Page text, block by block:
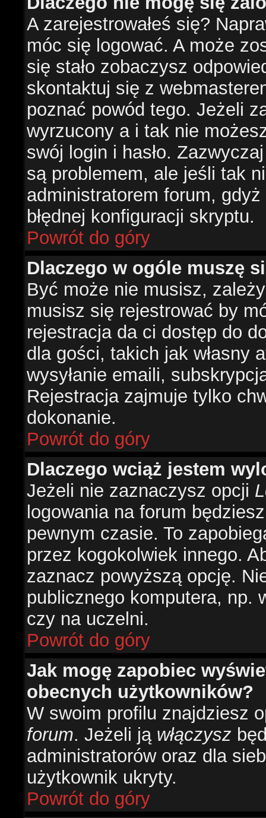
A zarejestrowałeś się?
móc się logować. A może
się stało zobaczysz
skontaktuj się z
poznać powód tego. Jeżeli
wyrzucony a i tak nie
swój login i hasło.
są problemem, ale jeśli tak
administratorem forum,
błędnej konfiguracji skryptu.
Powrót do góry
Dlaczego w ogóle muszę
Być może nie musisz,
musisz się rejestrować by
rejestracja da ci dostęp do
dla gości, takich jak własny
wysyłanie emaili,
Rejestracja zajmuje tylko
dokonanie.
Powrót do góry
Dlaczego wciąż jestem
Jeżeli nie zaznaczysz opcji
logowania na forum
pewnym czasie. To
przez kogokolwiek innego.
zaznacz powyższą opcję.
publicznego komputera, np.
czy na uczelni.
Powrót do góry
Jak mogę zapobiec
obecnych użytkowników?
W swoim profilu znajdziesz
forum. Jeżeli ją włączysz
administratorów oraz dla
użytkownik ukryty.
Powrót do góry